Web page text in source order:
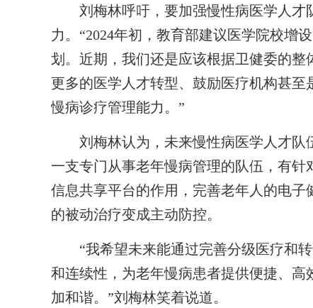
刘梅林呼吁，要加强慢性病医学人才
力。“2024年初，教育部建议医学院校增
划。近期，我们还是应该根据卫健委的整
更多的医学人才转型、鼓励医疗机构甚
慢病诊疗管理能力。”
刘梅林认为，未来慢性病医学人才队
一支专门从事老年慢病管理的队伍，有
信息共享平台的作用，完善老年人的电
的被动治疗变成主动防控。
“我希望未来能通过完善分级医疗和转
和连续性，为老年慢病患者提供便捷、
加和谐。”刘梅林笑着说道。